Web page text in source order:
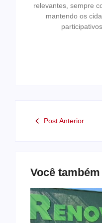
relevantes, sempre
mantendo os
Post Anterior
Você